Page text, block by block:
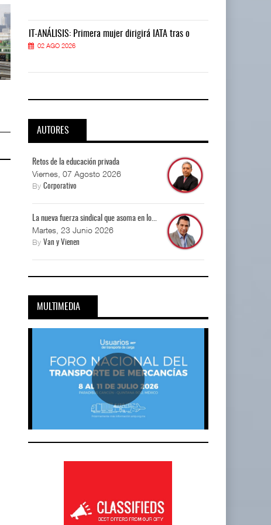
Cadena De Frío, Clave…
16-JUL-2026 BY IT-NETWORK
restricciones para trip ...
restricciones para trip ...
IT-ANÁLISIS: Primera mujer dirigirá IATA tras o
02 AGO 2026
AUTORES
Retos de la educación privada
Viernes, 07 Agosto 2026
By Corporativo
La nueva fuerza sindical que asoma en lo...
Martes, 23 Junio 2026
By Van y Vienen
MULTIMEDIA